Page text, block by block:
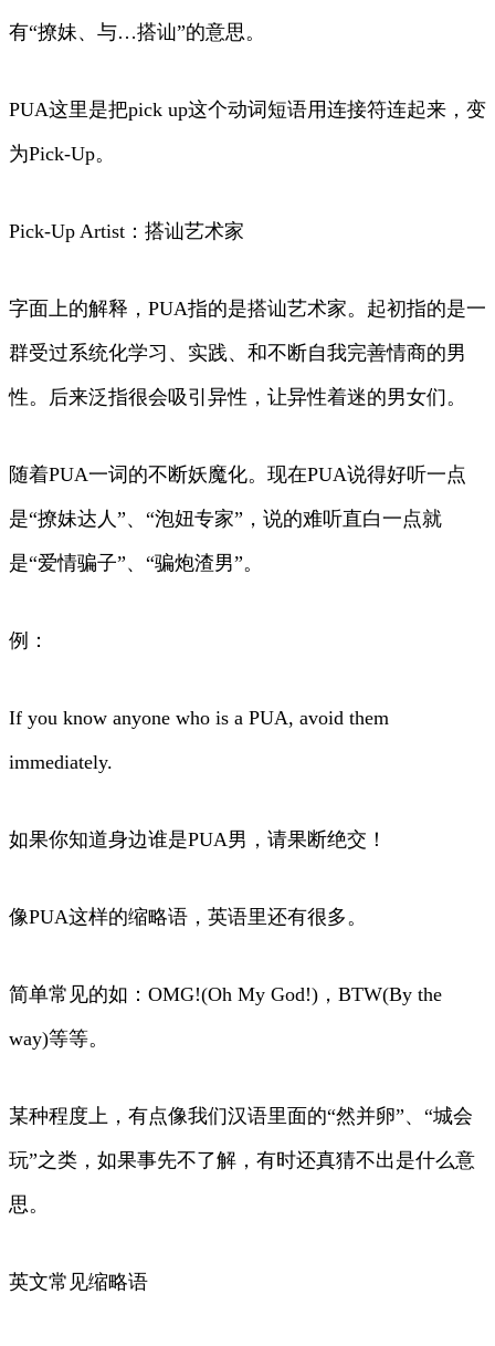
有“撩妹、与…搭讪”的意思。
PUA这里是把pick up这个动词短语用连接符连起来，变
为Pick-Up。
Pick-Up Artist：搭讪艺术家
字面上的解释，PUA指的是搭讪艺术家。起初指的是一
群受过系统化学习、实践、和不断自我完善情商的男
性。后来泛指很会吸引异性，让异性着迷的男女们。
随着PUA一词的不断妖魔化。现在PUA说得好听一点
是“撩妹达人”、“泡妞专家”，说的难听直白一点就
是“爱情骗子”、“骗炮渣男”。
例：
If you know anyone who is a PUA, avoid them
immediately.
如果你知道身边谁是PUA男，请果断绝交！
像PUA这样的缩略语，英语里还有很多。
简单常见的如：OMG!(Oh My God!)，BTW(By the
way)等等。
某种程度上，有点像我们汉语里面的“然并卵”、“城会
玩”之类，如果事先不了解，有时还真猜不出是什么意
思。
英文常见缩略语